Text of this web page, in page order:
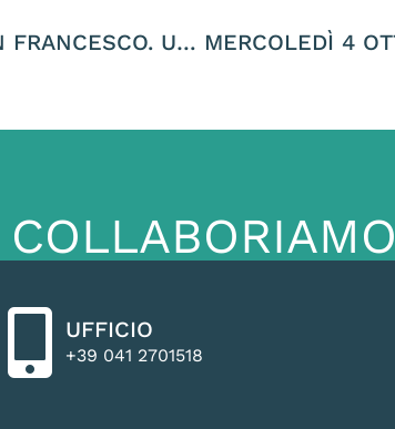
IERI A PRESINA ALLA FESTA DEL CANILE SAN FRANCESCO. UNA STRUTTURA CHE IN 20 ANNI, GRAZIE A GIANNI, ROSA E TANTISSIMI VOLONTARI, HA SALVATO PIU’ DI 6000 CANI
COLLABORIAMO
UFFICIO
+39 041 2701518